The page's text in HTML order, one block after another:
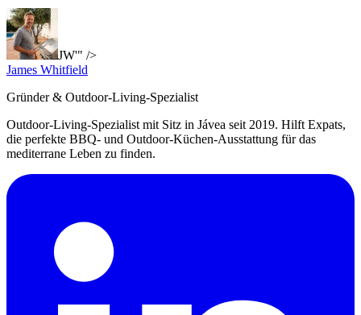
JW'" />
James Whitfield
Gründer & Outdoor-Living-Spezialist
Outdoor-Living-Spezialist mit Sitz in Jávea seit 2019. Hilft Expats,
die perfekte BBQ- und Outdoor-Küchen-Ausstattung für das
mediterrane Leben zu finden.